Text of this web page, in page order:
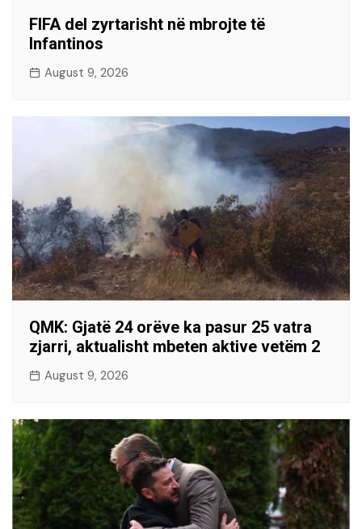
FIFA del zyrtarisht në mbrojte të
Infantinos
August 9, 2026
QMK: Gjatë 24 orëve ka pasur 25 vatra
zjarri, aktualisht mbeten aktive vetëm 2
August 9, 2026